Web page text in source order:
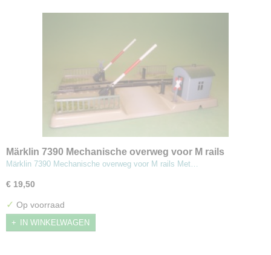
Märklin 7390 Mechanische overweg voor M rails
Märklin 7390 Mechanische overweg voor M rails Met…
€ 19,50
✓ Op voorraad
IN WINKELWAGEN